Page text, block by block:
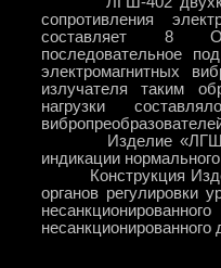
сопротивления
составляет 8
последовательное
электромагнитных
излучателя таким
нагрузки
Изделие «ЛГШ-
индикации
Конструкция
органов регулировки
несанкционированного